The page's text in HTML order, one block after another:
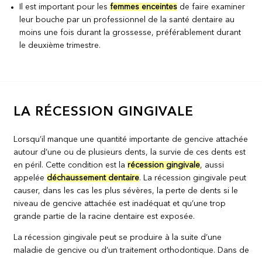
Il est important pour lesfemmes enceintes de faire examiner
leur bouche par un professionnel de la santé dentaire au
moins une fois durant la grossesse, préférablement durant
le deuxième trimestre.
LA RÉCESSION GINGIVALE
Lorsqu’il manque une quantité importante de gencive attachée
autour d’une ou de plusieurs dents, la survie de ces dents est
en péril. Cette condition est larécession gingivale, aussi
appelée déchaussement dentaire. La récession gingivale peut
causer, dans les cas les plus sévères, la perte de dents si le
niveau de gencive attachée est inadéquat et qu’une trop
grande partie de la racine dentaire est exposée.
La récession gingivale peut se produire à la suite d’une
maladie de gencive ou d’un traitement orthodontique. Dans de